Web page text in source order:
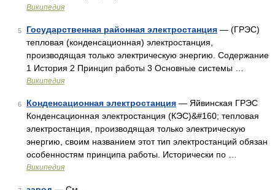
Википедия
5 Государственная районная электростанция — (ГРЭС)
тепловая (конденсационная) электростанция,
производящая только электрическую энергию. Содержание
1 История 2 Принцип работы 3 Основные системы …
Википедия
6 Конденсационная электростанция — Яйвинская ГРЭС
Конденсационная электростанция (КЭС)&#160; тепловая
электростанция, производящая только электрическую
энергию, своим названием этот тип электростанций обязан
особенностям принципа работы. Исторически по …
Википедия